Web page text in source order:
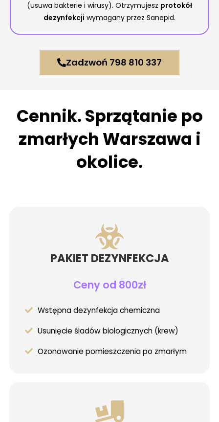
(usuwa bakterie i wirusy). Otrzymujesz protokół
dezynfekcji wymagany przez Sanepid.
Zadzwoń 798 810 337
Cennik. Sprzątanie po
zmarłych Warszawa i
okolice.
PAKIET DEZYNFEKCJA
Ceny od 800zł
Wstępna dezynfekcja chemiczna
Usunięcie śladów biologicznych (krew)
Ozonowanie pomieszczenia po zmarłym